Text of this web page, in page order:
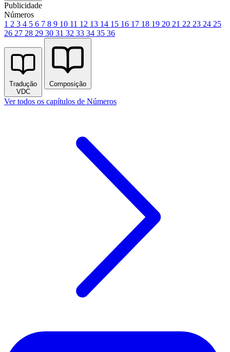
Publicidade
Números
1 2 3 4 5 6 7 8 9 10 11 12 13 14 15 16 17 18 19 20 21 22 23 24 25
26 27 28 29 30 31 32 33 34 35 36
Tradução
VDC
Composição
Ver todos os capítulos de Números